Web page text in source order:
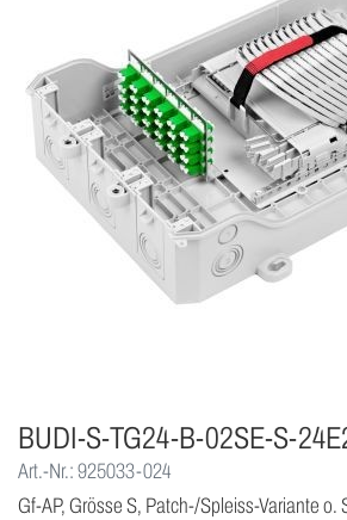
BUDI-S-TG24-B-02SE-S-
Art.-Nr.: 925033-024
Gf-AP, Grösse S, Patch-/Spleiss-Variante o.